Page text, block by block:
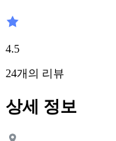
4.5
24개의 리뷰
상세 정보